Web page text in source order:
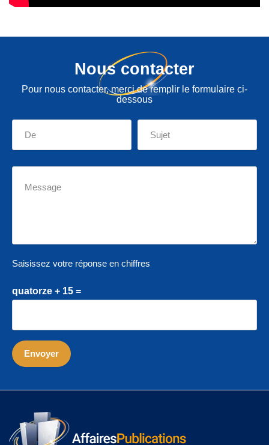
Nous contacter
Pour nous contacter, merci de remplir le formulaire ci-
dessous
Saisissez votre réponse en chiffres
quatorze + 15 =